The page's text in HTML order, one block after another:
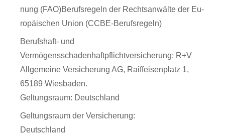
nung (FAO)Be­rufs­re­geln der Rechts­anwälte der Eu­
ropäischen Uni­on (CC­BE-Be­rufs­re­geln)
Berufshaft- und
Vermögensschadenhaftpflichtversicherung: R+V
Allgemeine Versicherung AG, Raiffeisenplatz 1,
65189 Wiesbaden.
Geltungsraum: Deutschland
Geltungsraum der Versicherung:
Deutschland